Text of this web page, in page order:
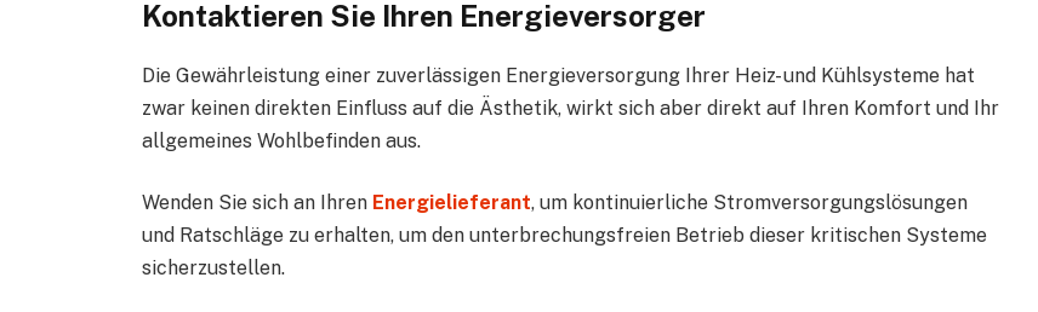
Kontaktieren Sie Ihren Energieversorger
Die Gewährleistung einer zuverlässigen Energieversorgung Ihrer Heiz- und Kühlsysteme hat
zwar keinen direkten Einfluss auf die Ästhetik, wirkt sich aber direkt auf Ihren Komfort und Ihr
allgemeines Wohlbefinden aus.
Wenden Sie sich an Ihren Energielieferant, um kontinuierliche Stromversorgungslösungen
und Ratschläge zu erhalten, um den unterbrechungsfreien Betrieb dieser kritischen Systeme
sicherzustellen.